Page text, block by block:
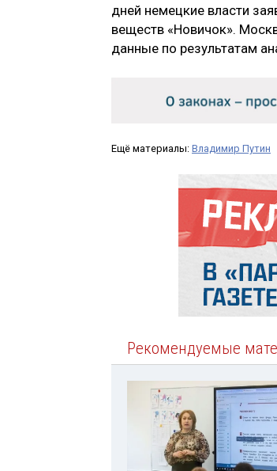
дней немецкие власти
веществ «Новичок».
данные по результатам
Ещё материалы: Владимир Путин
Рекомендуемые